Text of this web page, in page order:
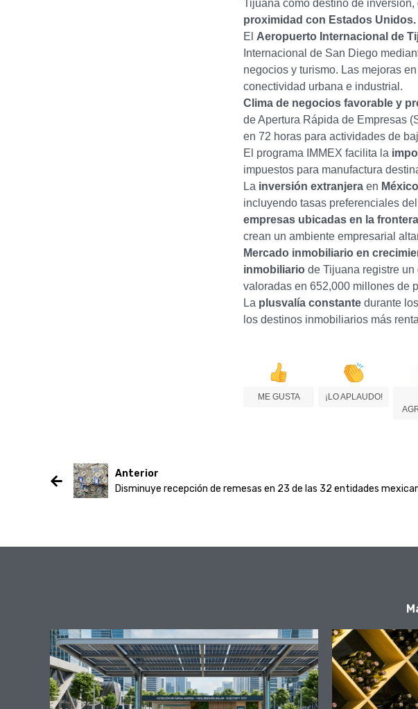
Tijuana como destino de inversión,
proximidad con Estados Unidos.
El Aeropuerto Internacional de
Internacional de San Diego
negocios y turismo. Las mejoras
conectividad urbana e industrial.
Clima de negocios favorable y
de Apertura Rápida de Empresas
en 72 horas para actividades de
El programa IMMEX facilita la
impuestos para manufactura
La inversión extranjera en México
incluyendo tasas preferenciales del
empresas ubicadas en la
crean un ambiente empresarial
Mercado inmobiliario en
inmobiliario de Tijuana registre un
valoradas en 652,000 millones de
La plusvalía constante durante
los destinos inmobiliarios más
ME GUSTA ¡LO APLAUDO!
Anterior
Disminuye recepción de remesas en 23 de las 32 entidades